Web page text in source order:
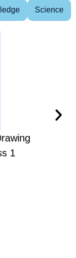
Science
1